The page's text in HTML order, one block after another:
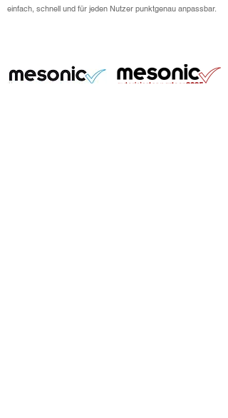
einfach, schnell und für jeden Nutzer punktgenau anpassbar.